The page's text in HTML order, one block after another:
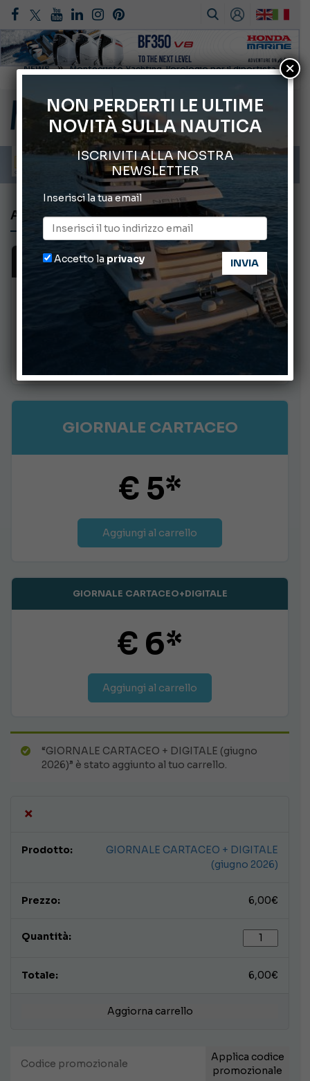
Gommoni Callegari acquisisce Geniuss
66° Salone Nautico Internazionale di Genova
Svelati i Mondiali di Wakeboard 2026
Cannes Yachting Festival 2026: tutte le novità attese a settembre
Montecristo Yachting, l’orologio per il diportista
ACQUISTA IL GIORNALE
GIORNALE DIGITALE
€ 2,50
GIORNALE CARTACEO
€ 5*
Aggiungi al carrello
GIORNALE CARTACEO+DIGITALE
€ 6*
Aggiungi al carrello
“GIORNALE CARTACEO + DIGITALE (giugno
2026)” è stato aggiunto al tuo carrello.
×
GIORNALE CARTACEO + DIGITALE
(giugno 2026)
6,00€
GIORNALE
CARTACEO
DIGITALE
6,00€
Aggiorna carrello
Applica codice
promozionale
NON PERDERTI LE ULTIME
NOVITÀ SULLA NAUTICA
ISCRIVITI ALLA NOSTRA
NEWSLETTER
Inserisci la tua email
Accetto la privacy
×